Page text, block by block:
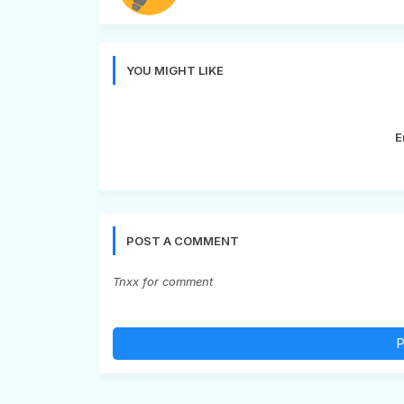
YOU MIGHT LIKE
POST A COMMENT
Tnxx for comment